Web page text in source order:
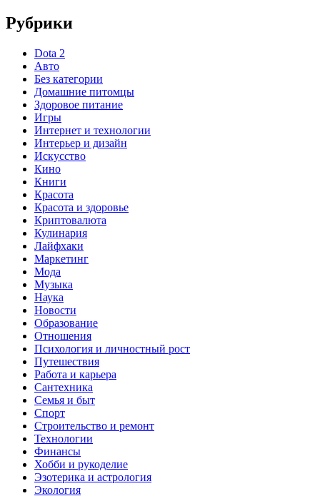
Рубрики
Dota 2
Авто
Без категории
Домашние питомцы
Здоровое питание
Игры
Интернет и технологии
Интерьер и дизайн
Искусство
Кино
Книги
Красота
Красота и здоровье
Криптовалюта
Кулинария
Лайфхаки
Маркетинг
Мода
Музыка
Наука
Новости
Образование
Отношения
Психология и личностный рост
Путешествия
Работа и карьера
Сантехника
Семья и быт
Спорт
Строительство и ремонт
Технологии
Финансы
Хобби и рукоделие
Эзотерика и астрология
Экология